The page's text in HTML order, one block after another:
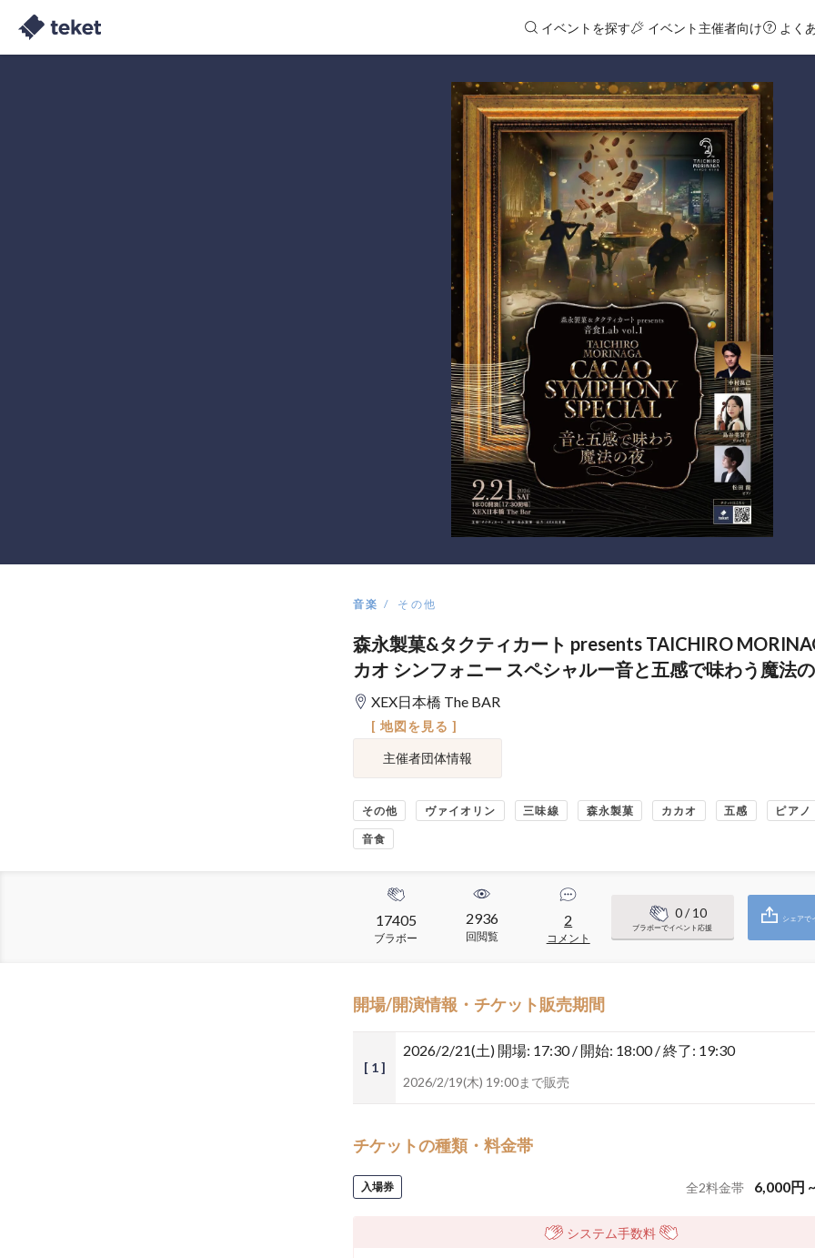
イベントを探す イベント主催者向け よく
音楽 その他
森永製菓&タクティカート presents TAICHIRO
カオ シンフォニー スペシャルー音と五感で味わう魔法
XEX日本橋 The BAR
[ 地図を見る ]
主催者団体情報
その他 ヴァイオリン 三味線 森永製菓 カカオ 五感 ピアノ
音食
17405
ブラボー
2936
回閲覧
2
コメント
0/ 10
ブラボーでイベント応援
シェアで
開場/開演情報・チケット販売期間
[ 1 ]
2026/2/21(土) 開場: 17:30 / 開始: 18:00 / 終了: 19:30
2026/2/19(木) 19:00まで販売
チケットの種類・料金帯
入場券 全2料金帯 6,000円 ~
システム手数料